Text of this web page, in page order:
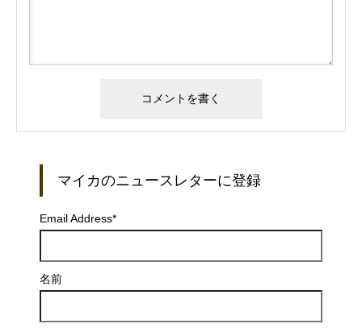
マイカのニュースレターに登録
Email Address*
名前